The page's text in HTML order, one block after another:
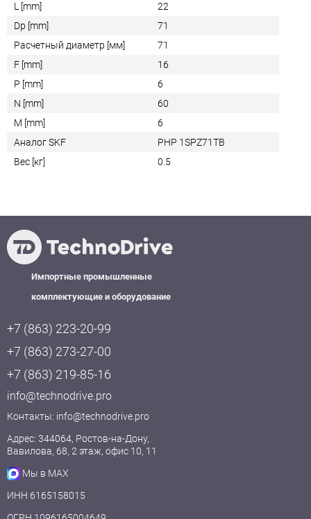
L [mm]
22
Dp [mm]
71
Расчетный диаметр [мм]
71
F [mm]
16
P [mm]
6
N [mm]
60
M [mm]
6
Аналог SKF
PHP 1SPZ71TB
Вес [кг]
0.5
Импортные промышленные
комплектующие и оборудование
+7 (863) 223-20-99
+7 (863) 273-27-00
+7 (863) 219-85-16
info@technodrive.pro
Контакты: info@technodrive.pro
Адрес: 344064, Ростов-на-Дону,
Вавилова, 68, 2 этаж, офис 10, 11
Мы в MAX
ИНН 6165158015